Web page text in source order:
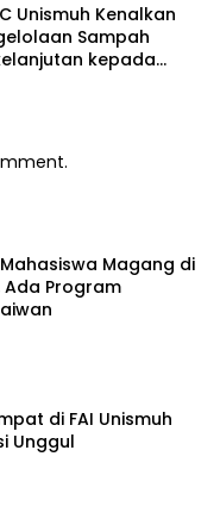
Unismuh Kenalkan
Sampah
kepada
Magang di
Ada Program
di FAI Unismuh
Unggul